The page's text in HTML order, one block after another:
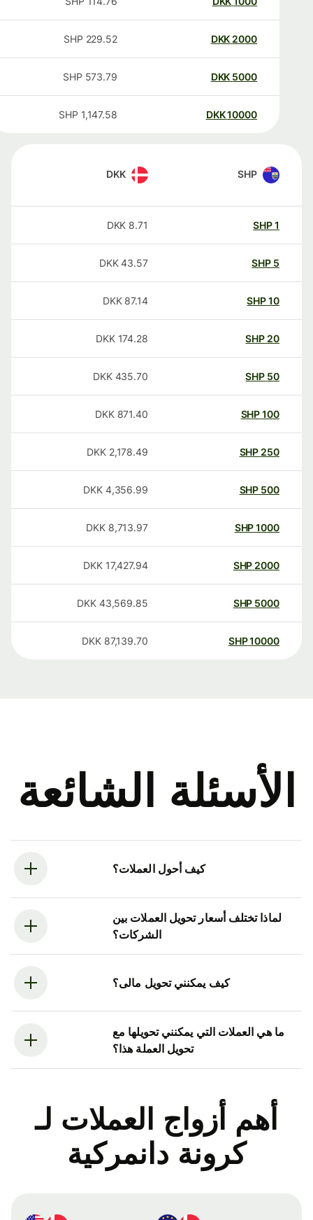
2000
DKK
229.52
SHP
5000
DKK
573.79
SHP
10000
DKK
1,147.58
SHP
SHP
DKK
SHP
8.71
DKK
SHP
43.57
DKK
SHP
87.14
DKK
20
SHP
174.28
DKK
50
SHP
435.70
DKK
100
SHP
871.40
DKK
250
SHP
2,178.49
DKK
500
SHP
4,356.99
DKK
1000
SHP
8,713.97
DKK
2000
SHP
17,427.94
DKK
5000
SHP
43,569.85
DKK
10000
SHP
87,139.70
DKK
الأسئلة الشائعة
كيف أحول العملات؟
لماذا تختلف أسعار تحويل العملات بين
الشركات؟
كيف يمكنني تحويل مالى؟
ما هي العملات التي يمكنني تحويلها مع
تحويل العملة هذا؟
أهم أزواج العملات لـ
كرونة دانمركية